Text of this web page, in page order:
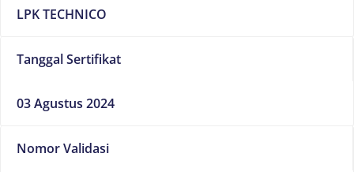
LPK TECHNICO
Tanggal Sertifikat
03 Agustus 2024
Nomor Validasi